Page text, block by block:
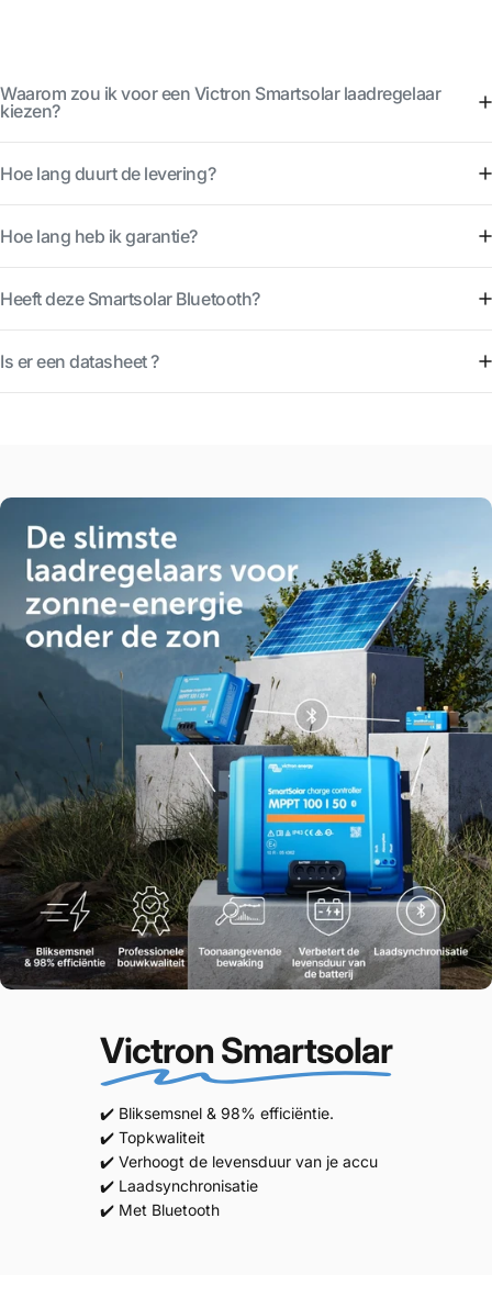
Waarom zou ik voor een Victron Smartsolar laadregelaar
kiezen?
Hoe lang duurt de levering?
Hoe lang heb ik garantie?
Heeft deze Smartsolar Bluetooth?
Is er een datasheet ?
Victron Smartsolar
✔️ Bliksemsnel & 98% efficiëntie.
✔️ Topkwaliteit
✔️ Verhoogt de levensduur van je accu
✔️ Laadsynchronisatie
✔️ Met Bluetooth